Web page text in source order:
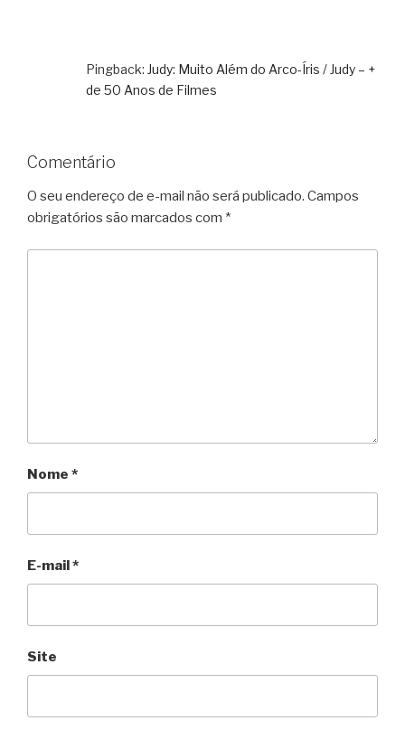
Pingback: Judy: Muito Além do Arco-Íris / Judy – +
de 50 Anos de Filmes
Comentário
O seu endereço de e-mail não será publicado. Campos
obrigatórios são marcados com *
Nome *
E-mail *
Site